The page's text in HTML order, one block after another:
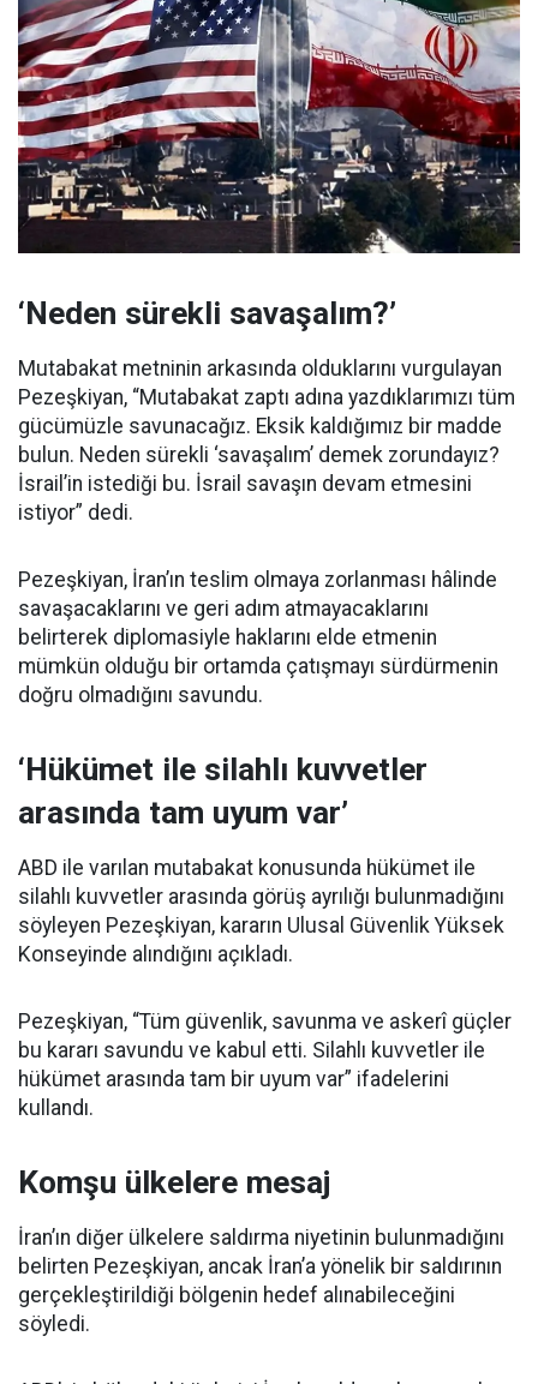
‘Neden sürekli savaşalım?’
Mutabakat metninin arkasında olduklarını vurgulayan
Pezeşkiyan, “Mutabakat zaptı adına yazdıklarımızı tüm
gücümüzle savunacağız. Eksik kaldığımız bir madde
bulun. Neden sürekli ‘savaşalım’ demek zorundayız?
İsrail’in istediği bu. İsrail savaşın devam etmesini
istiyor” dedi.
Pezeşkiyan, İran’ın teslim olmaya zorlanması hâlinde
savaşacaklarını ve geri adım atmayacaklarını
belirterek diplomasiyle haklarını elde etmenin
mümkün olduğu bir ortamda çatışmayı sürdürmenin
doğru olmadığını savundu.
‘Hükümet ile silahlı kuvvetler
arasında tam uyum var’
ABD ile varılan mutabakat konusunda hükümet ile
silahlı kuvvetler arasında görüş ayrılığı bulunmadığını
söyleyen Pezeşkiyan, kararın Ulusal Güvenlik Yüksek
Konseyinde alındığını açıkladı.
Pezeşkiyan, “Tüm güvenlik, savunma ve askerî güçler
bu kararı savundu ve kabul etti. Silahlı kuvvetler ile
hükümet arasında tam bir uyum var” ifadelerini
kullandı.
Komşu ülkelere mesaj
İran’ın diğer ülkelere saldırma niyetinin bulunmadığını
belirten Pezeşkiyan, ancak İran’a yönelik bir saldırının
gerçekleştirildiği bölgenin hedef alınabileceğini
söyledi.